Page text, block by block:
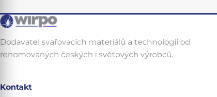
Dodavatel svařovacích materiálů a technologií od
renomovaných českých i světových výrobců.
Kontakt